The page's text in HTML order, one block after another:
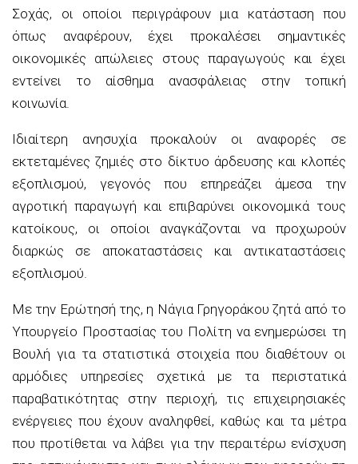
Σοχάς, οι οποίοι περιγράφουν μια κατάσταση που
όπως αναφέρουν, έχει προκαλέσει σημαντικές
οικονομικές απώλειες στους παραγωγούς και έχει
εντείνει το αίσθημα ανασφάλειας στην τοπική
κοινωνία.
Ιδιαίτερη ανησυχία προκαλούν οι αναφορές σε
εκτεταμένες ζημιές στο δίκτυο άρδευσης και κλοπές
εξοπλισμού, γεγονός που επηρεάζει άμεσα την
αγροτική παραγωγή και επιβαρύνει οικονομικά τους
κατοίκους, οι οποίοι αναγκάζονται να προχωρούν
διαρκώς σε αποκαταστάσεις και αντικαταστάσεις
εξοπλισμού.
Με την Ερώτησή της, η Νάγια Γρηγοράκου ζητά από το
Υπουργείο Προστασίας του Πολίτη να ενημερώσει τη
Βουλήγια τα στατιστικά στοιχεία που διαθέτουν οι
αρμόδιες υπηρεσίες σχετικά με τα περιστατικά
παραβατικότητας στην περιοχή, τις επιχειρησιακές
ενέργειες που έχουν αναληφθεί, καθώς και τα μέτρα
που προτίθεται να λάβει για την περαιτέρω ενίσχυση